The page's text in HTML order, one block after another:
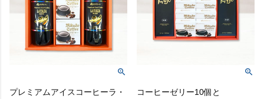
■ 熨斗の形状
熨斗紙
プレミアムアイスコーヒーラ・
コーヒーゼリー10個と